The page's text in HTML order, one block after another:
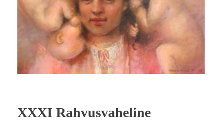
XXXI Rahvusvaheline